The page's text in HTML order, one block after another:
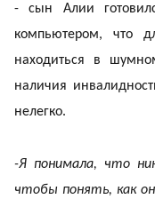
- сын Алии
компьютером, что
находиться в
наличия
нелегко.
-Я понимала, что
чтобы понять, как